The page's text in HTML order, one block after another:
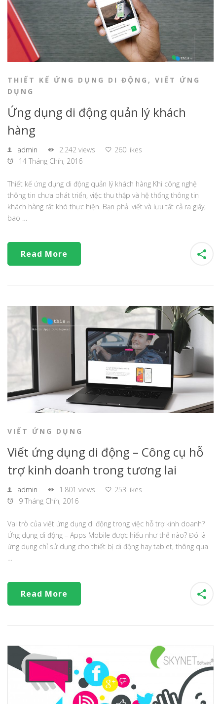
THIẾT KẾ ỨNG DỤNG DI ĐỘNG , VIẾT ỨNG
DỤNG
Ứng dụng di động quản lý khách
hàng
admin 2.242 views
260 likes
14 Tháng Chín, 2016
Thiết kế ứng dụng di động quản lý khách hàng Khi công nghệ
thông tin chưa phát triển, việc thu thập và hệ thống thông tin
khách hàng rất khó thực hiện. Bạn phải viết và lưu tất cả ra giấy,
bao …
Read More
VIẾT ỨNG DỤNG
Viết ứng dụng di động – Công cụ hỗ
trợ kinh doanh trong tương lai
admin 1.801 views
253 likes
9 Tháng Chín, 2016
Vai trò của viết ứng dụng di động trong việc hỗ trợ kinh doanh?
Ứng dụng di động – Apps Mobile được hiểu như thế nào? Đó là
ứng dụng chỉ sử dụng cho thiết bị di động hay tablet, thông qua
…
Read More